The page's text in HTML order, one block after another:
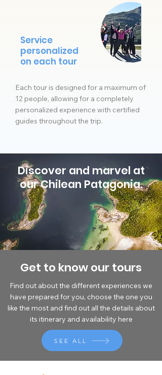
Service
personalized
on each tour
Each tour is designed for a maximum of
12 people, allowing for a completely
personalized experience with certified
guides throughout the trip.
Discover and marvel at
our Chilean Patagonia.
Get to know our tours
Find out about the different experiences we
have prepared for you, choose the one you
like the most and find out all the details about
its itinerary and availability here
SEE ALL